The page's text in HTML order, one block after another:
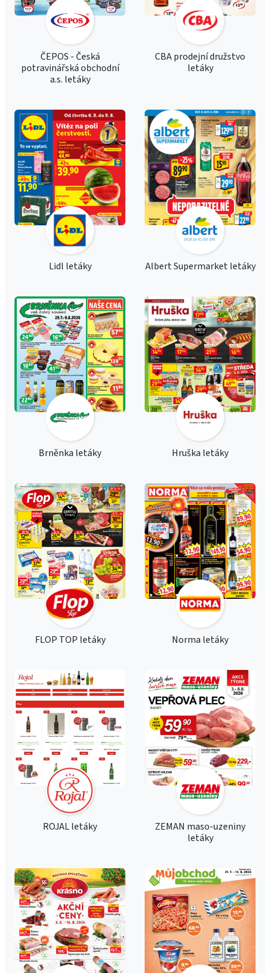
ČEPOS - Česká
potravinářská obchodní
a.s. letáky
CBA prodejní družstvo
letáky
Lidl letáky Albert Supermarket letáky
Brněnka letáky Hruška letáky
FLOP TOP letáky Norma letáky
ROJAL letáky
ZEMAN maso-uzeniny
letáky